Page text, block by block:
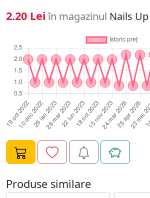
2.20 Lei în magazinul Nails Up
Produse similare